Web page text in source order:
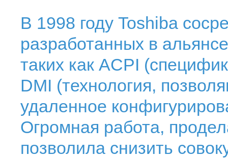
В 1998 году Toshiba
разработанных в
таких как ACPI
DMI (технология,
удаленное
Огромная работа,
позволила снизить